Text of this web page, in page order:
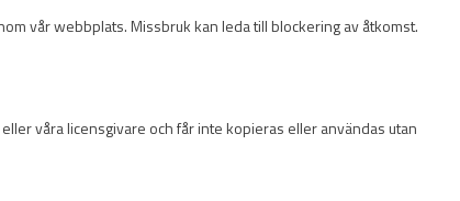
vår webbplats. Missbruk kan leda till blockering av åtkomst.
våra licensgivare och får inte kopieras eller användas utan